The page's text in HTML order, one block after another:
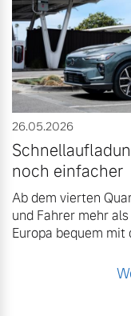
26.05.2026
noch einfacher
Ab dem vierten
und Fahrer mehr
Europa bequem mit